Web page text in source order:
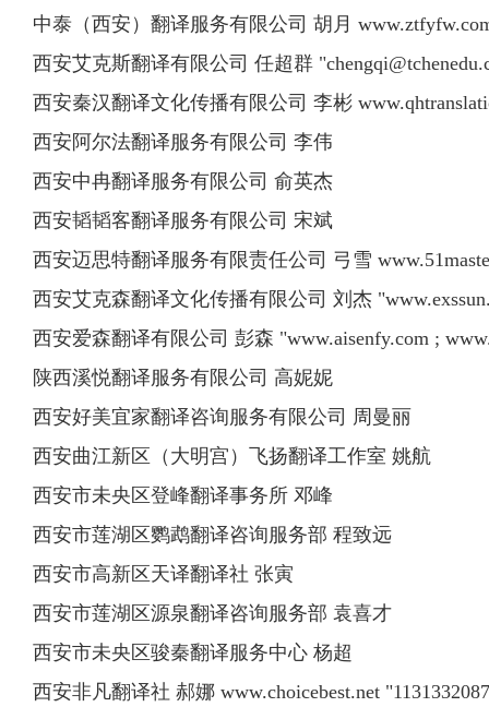
中泰（西安）翻译服务有限公司 胡月
西安艾克斯翻译有限公司 任超群 "
西安秦汉翻译文化传播有限公司 李彬
西安阿尔法翻译服务有限公司 李伟
西安中冉翻译服务有限公司 俞英杰
西安韬韬客翻译服务有限公司 宋斌
西安迈思特翻译服务有限责任公司 弓雪
西安艾克森翻译文化传播有限公司 刘杰
西安爱森翻译有限公司 彭森 "www.aisenfy.com ;
陕西溪悦翻译服务有限公司 高妮妮
西安好美宜家翻译咨询服务有限公司 周曼丽
西安曲江新区（大明宫）飞扬翻译工作室 姚航
西安市未央区登峰翻译事务所 邓峰
西安市莲湖区鹦鹉翻译咨询服务部 程致远
西安市高新区天译翻译社 张寅
西安市莲湖区源泉翻译咨询服务部 袁喜才
西安市未央区骏秦翻译服务中心 杨超
西安非凡翻译社 郝娜 www.choicebest.net "